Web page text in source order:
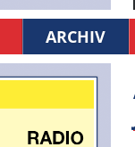
ARCHIV